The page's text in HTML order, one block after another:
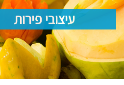
עיצובי פירות